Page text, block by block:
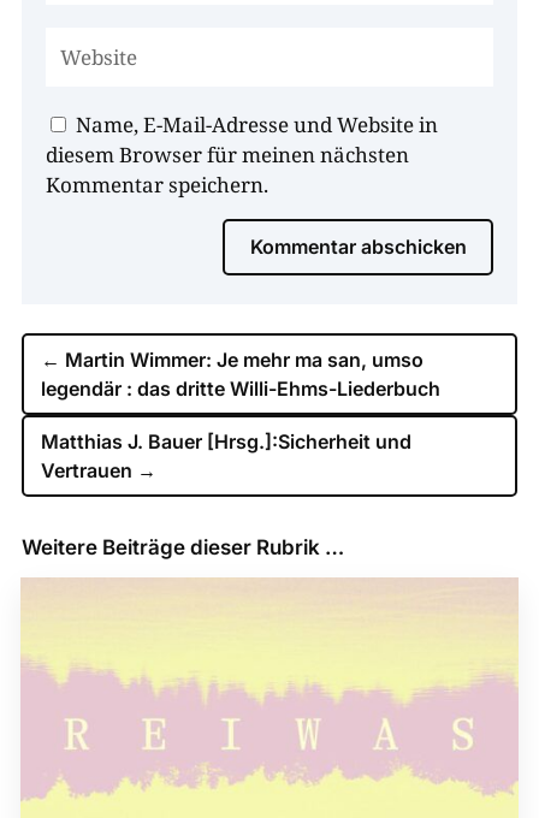
Name, E-Mail-Adresse und Website in
diesem Browser für meinen nächsten
Kommentar speichern.
Kommentar abschicken
← Martin Wimmer: Je mehr ma san, umso
legendär : das dritte Willi-Ehms-Liederbuch
Matthias J. Bauer [Hrsg.]:Sicherheit und
Vertrauen →
Weitere Beiträge dieser Rubrik …